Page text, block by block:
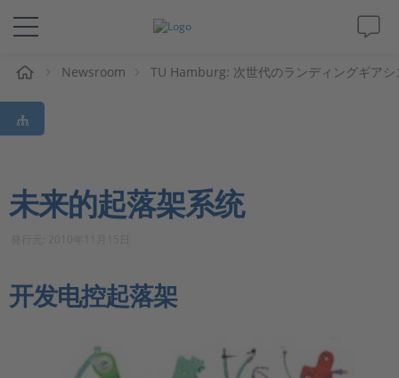
解决方案&产品
Support
视频
公司
Newsroom TU Hamburg: 次世代のランディングギアシ
未来的起落架系统
开发电控起落架